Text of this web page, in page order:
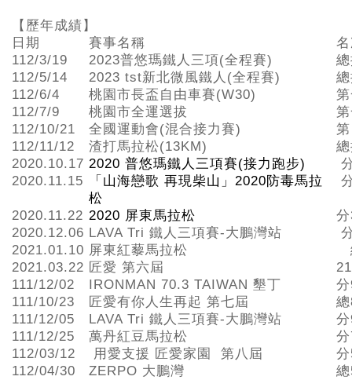
【歷年成績】
日期
賽事名稱
112/3/19
2023普悠瑪鐵人三項(全程賽)
112/5/14
2023 tst新北微風鐵人(全程賽)
112/6/4
桃園市長盃自由車賽(W30)
112/7/9
桃園市全運選拔
112/10/21
全國運動會(混合接力賽)
112/11/12
渣打馬拉松(13KM)
2020.10.17 2020 普悠瑪鐵人三項賽(接力跑步)
2020.11.15
「山海戀歌 再現柴山」2020防毒馬拉
松
2020.11.22 2020 屏東馬拉松
2020.12.06 LAVA Tri 鐵人三項賽-大鵬灣站
2021.01.10 屏東紅藜馬拉松
2021.03.22 匠愛 第六屆
111/12/02
IRONMAN 70.3 TAIWAN 墾丁
111/10/23
匠愛有你人生再起 第七屆
111/12/05
LAVA Tri 鐵人三項賽-大鵬灣站
111/12/25
萬丹紅豆馬拉松
112/03/12
用愛支援 匠愛家園 第八屆
112/04/30
ZERPO 大鵬灣